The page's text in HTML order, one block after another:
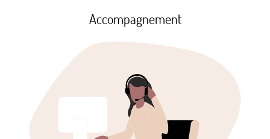
Accompagnement